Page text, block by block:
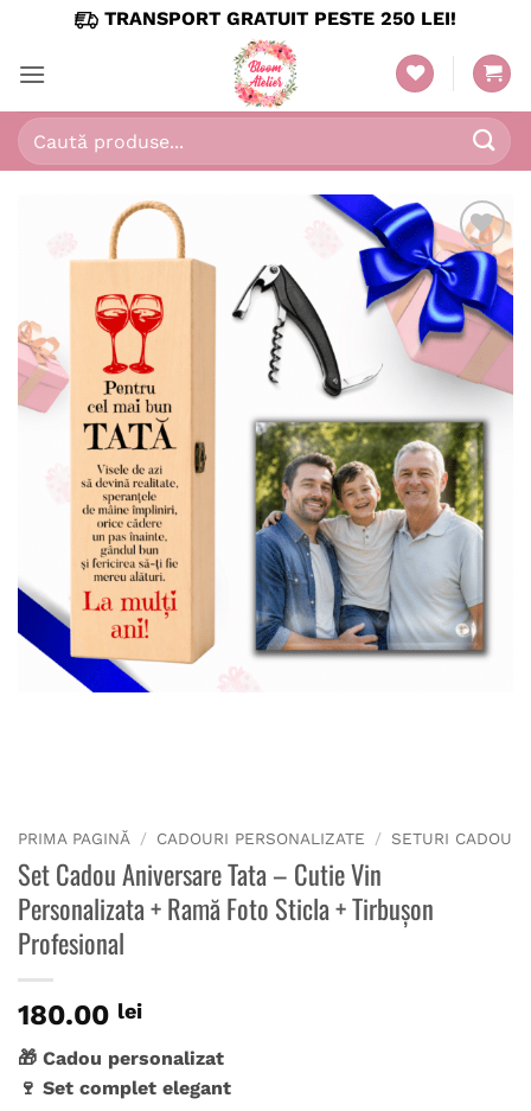
content
TRANSPORT GRATUIT PESTE 250 LEI!
Caută
după:
PRIMA PAGINĂ / CADOURI PERSONALIZATE / SETURI CADOU
Set Cadou Aniversare Tata – Cutie Vin
Personalizata + Ramă Foto Sticla + Tirbușon
Profesional
180.00 lei
🎁 Cadou personalizat
🍷 Set complet elegant